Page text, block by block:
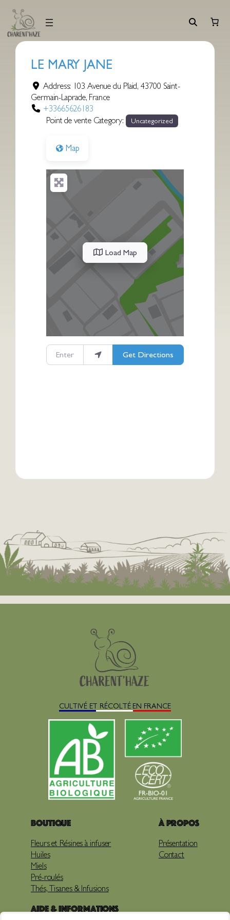
contenu
LE MARY JANE
Address: 103 Avenue du Plaid,43700 Saint-
Germain-Laprade, France
+33665626183
Point de vente Category:
Uncategorized
Map
Load Map
Enter your location
Get Directions
CULTIVÉ ET RÉCOLTÉ EN FRANCE
Boutique
Fleurs et Résines à infuser
Huiles
Miels
Pré-roulés
Thés, Tisanes & Infusions
À propos
Présentation
Contact
Aide & Informations